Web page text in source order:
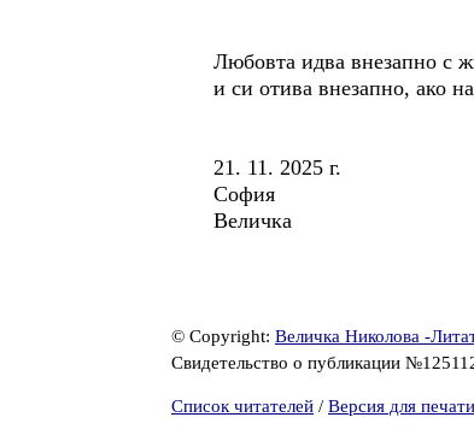
Любовта идва внезапно с
и си отива внезапно, ако
21. 11. 2025 г.
София
Величка
© Copyright: Величка Николова -
Свидетельство о публикации
Список читателей / Версия для печати